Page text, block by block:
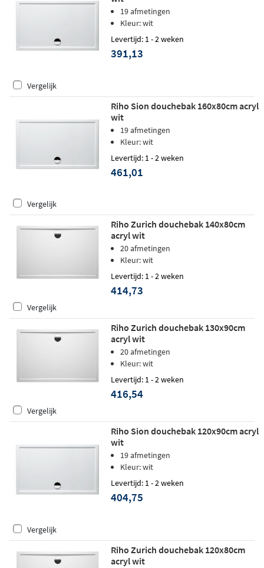
19 afmetingen
Kleur: wit
Levertijd: 1 - 2 weken
391,13
Vergelijk
Riho Sion douchebak 160x80cm acryl
wit
19 afmetingen
Kleur: wit
Levertijd: 1 - 2 weken
461,01
Vergelijk
Riho Zurich douchebak 140x80cm
acryl wit
20 afmetingen
Kleur: wit
Levertijd: 1 - 2 weken
414,73
Vergelijk
Riho Zurich douchebak 130x90cm
acryl wit
20 afmetingen
Kleur: wit
Levertijd: 1 - 2 weken
416,54
Vergelijk
Riho Sion douchebak 120x90cm acryl
wit
19 afmetingen
Kleur: wit
Levertijd: 1 - 2 weken
404,75
Vergelijk
Riho Zurich douchebak 120x80cm
acryl wit